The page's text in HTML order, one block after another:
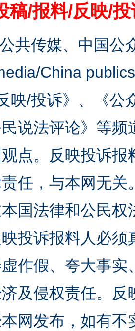
稿/报料/反映/
共传媒、中国公
China
映/投诉》、《公
说法评论》等
点。反映投诉
任，与本网无
国法律和公民
投诉报料人必
作假、夸大事
及侵权责任。
网发布，如有